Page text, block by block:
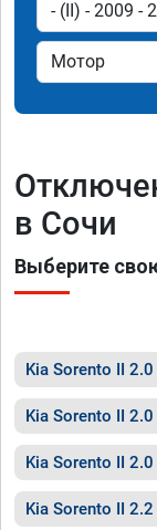
в Сочи
Выберите
Kia Sorento II
Kia Sorento II
Kia Sorento II
Kia Sorento II